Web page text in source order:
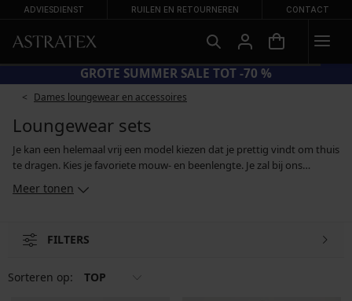
ADVIESDIENST RUILEN EN RETOURNEREN CONTACT
GROTE SUMMER SALE TOT -70 %
Dames loungewear en accessoires
Loungewear sets
Je kan een helemaal vrij een model kiezen dat je prettig vindt om thuis
te dragen. Kies je favoriete mouw- en beenlengte. Je zal bij ons
basiskleding, bedrukte sets of exemplaren met motieven. Zelfs de
zorgen dat de materialen hun karakteristieke eigenschappen
fabrikant opvolgen.
Meer tonen
FILTERS
Sorteren op: TOP